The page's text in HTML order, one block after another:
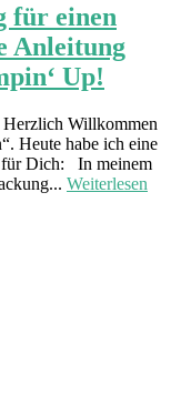
für einen
Anleitung
Up!
Willkommen
Heute habe ich eine
für Dich: In meinem
Weiterlesen